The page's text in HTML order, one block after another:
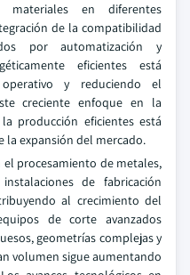
en diferentes
de la compatibilidad
por automatización y
eficientes está
y reduciendo el
creciente enfoque en la
producción eficientes está
la expansión del mercado.
procesamiento de metales,
de fabricación
al crecimiento del
de corte avanzados
geometrías complejas y
volumen sigue aumentando